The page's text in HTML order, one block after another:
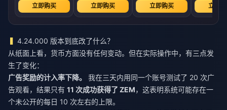
立即购买 立即购买 立即购买 立即
4.24.000 版本到底改了什么？
从纸面上看，货币方面没有任何变动。但在实际操作中，有三点发
生了变化：
广告奖励的计入率下降。
我在三天内用同一个账号测试了 20 次广
告观看，结果只有 11 次成功获得了 ZEM，这表明系统可能存在一
个未公开的每日 10 次左右的上限。